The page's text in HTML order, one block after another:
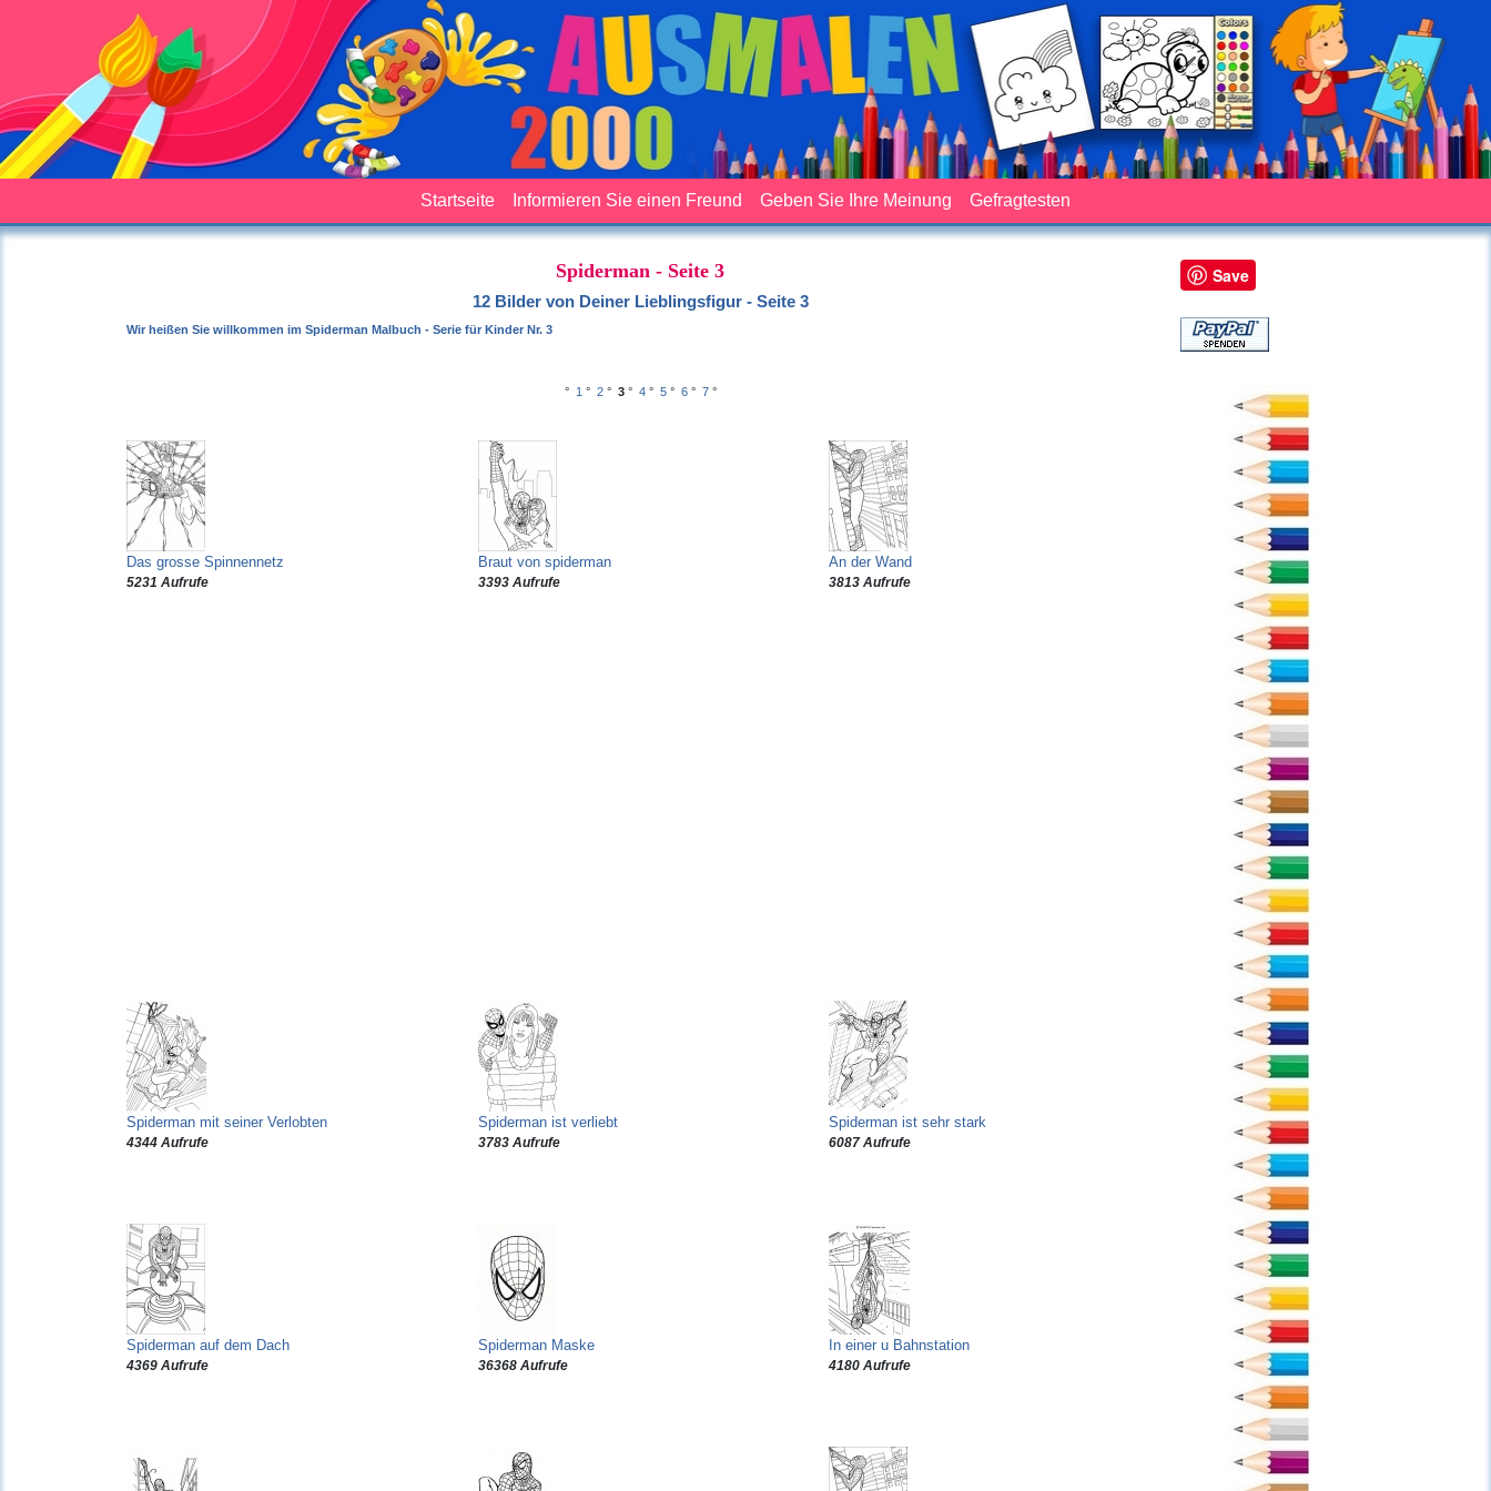
Startseite Informieren Sie einen Freund Geben Sie Ihre Meinung Gefragtesten
Spiderman - Seite 3
12 Bilder von Deiner Lieblingsfigur - Seite 3
Wir heißen Sie willkommen im Spiderman Malbuch - Serie für Kinder Nr. 3
° 1 ° 2° 3 ° 4° 5° 6° 7°
Das grosse Spinnennetz
5231 Aufrufe
Braut von spiderman
3393 Aufrufe
An der Wand
3813 Aufrufe
Spiderman mit seiner Verlobten
4344 Aufrufe
Spiderman ist verliebt
3783 Aufrufe
Spiderman ist sehr stark
6087 Aufrufe
Spiderman auf dem Dach
4369 Aufrufe
Spiderman Maske
36368 Aufrufe
In einer u Bahnstation
4180 Aufrufe
Save